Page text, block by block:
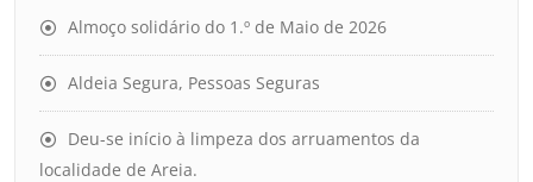
Almoço solidário do 1.º de Maio de 2026
Aldeia Segura, Pessoas Seguras
Deu-se início à limpeza dos arruamentos da
localidade de Areia.